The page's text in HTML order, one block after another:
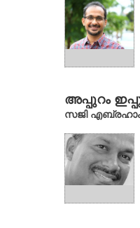
അപ്പുറം
സജി